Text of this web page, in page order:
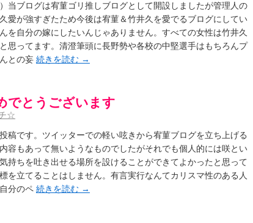
当ブログは宥菫ゴリ推しブログとして開設しましたが管理人の
愛が強すぎたため今後は宥菫＆竹井久を愛でるブログにしてい
を自分の嫁にしたいんじゃありません。すべての女性は竹井久
思ってます。清澄筆頭に長野勢や各校の中堅選手はもちろんプ
との妄 続きを読む →
でとうございます
☆
稿です。ツイッターでの軽い呟きから宥菫ブログを立ち上げる
容もあって無いようなものでしたがそれでも個人的には咲とい
持ちを吐き出せる場所を設けることができてよかったと思って
を立てることはしません。有言実行なんてカリスマ性のある人
分のペ 続きを読む →